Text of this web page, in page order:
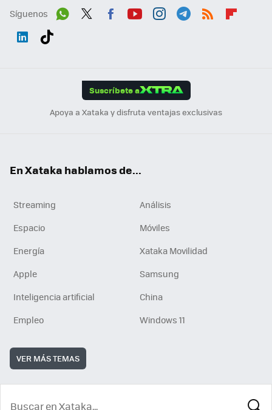
Síguenos
Suscríbete a
Apoya a Xataka y disfruta ventajas exclusivas
En Xataka hablamos de...
Streaming
Análisis
Espacio
Móviles
Energía
Xataka Movilidad
Apple
Samsung
Inteligencia artificial
China
Empleo
Windows 11
VER MÁS TEMAS